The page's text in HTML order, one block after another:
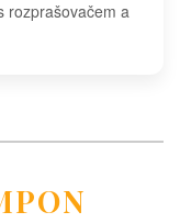
rozprašovačem a